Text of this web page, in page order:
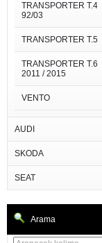
TRANSPORTER T.4
92/03
TRANSPORTER T.5
TRANSPORTER T.6
2011 / 2015
VENTO
AUDI
SKODA
SEAT
Arama